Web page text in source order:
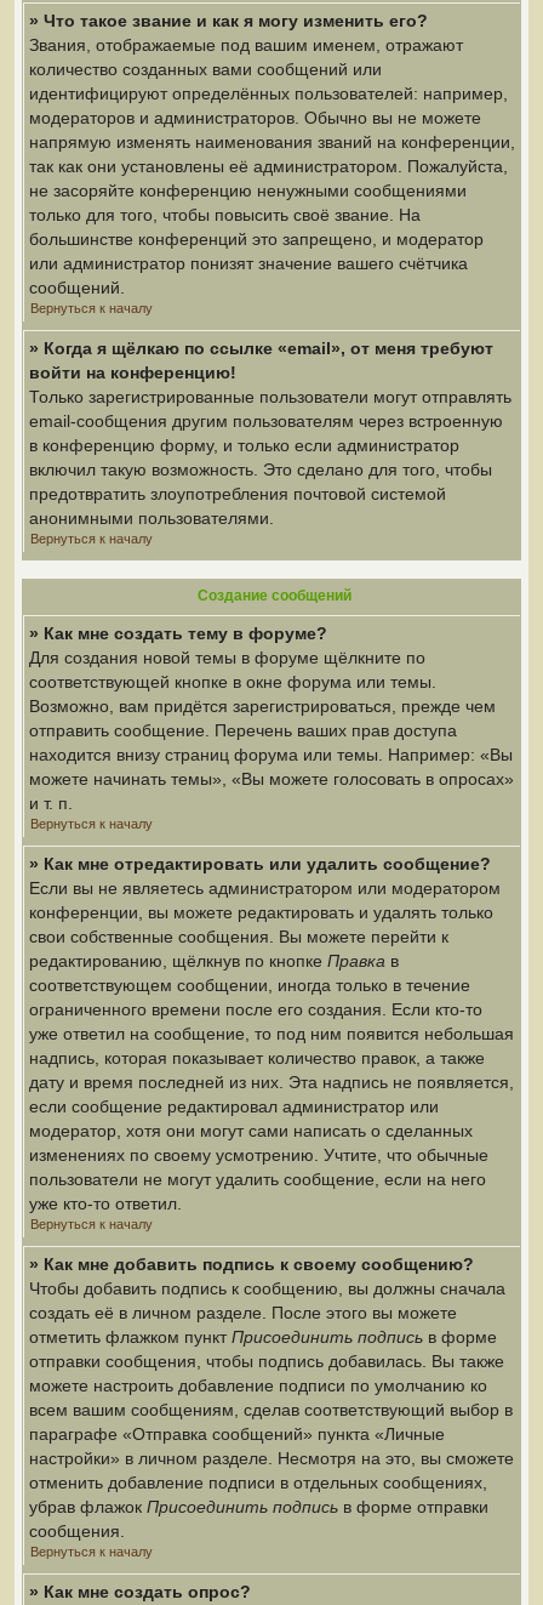
» Что такое звание и как я могу изменить его?
Звания, отображаемые под вашим именем, отражают
количество созданных вами сообщений или
идентифицируют определённых пользователей: например,
модераторов и администраторов. Обычно вы не можете
напрямую изменять наименования званий на конференции,
так как они установлены её администратором. Пожалуйста,
не засоряйте конференцию ненужными сообщениями
только для того, чтобы повысить своё звание. На
большинстве конференций это запрещено, и модератор
или администратор понизят значение вашего счётчика
сообщений.
Вернуться к началу
» Когда я щёлкаю по ссылке «email», от меня требуют
войти на конференцию!
Только зарегистрированные пользователи могут отправлять
email-сообщения другим пользователям через встроенную
в конференцию форму, и только если администратор
включил такую возможность. Это сделано для того, чтобы
предотвратить злоупотребления почтовой системой
анонимными пользователями.
Вернуться к началу
Создание сообщений
» Как мне создать тему в форуме?
Для создания новой темы в форуме щёлкните по
соответствующей кнопке в окне форума или темы.
Возможно, вам придётся зарегистрироваться, прежде чем
отправить сообщение. Перечень ваших прав доступа
находится внизу страниц форума или темы. Например: «Вы
можете начинать темы», «Вы можете голосовать в опросах»
и т. п.
Вернуться к началу
» Как мне отредактировать или удалить сообщение?
Если вы не являетесь администратором или модератором
конференции, вы можете редактировать и удалять только
свои собственные сообщения. Вы можете перейти к
редактированию, щёлкнув по кнопке Правка в
соответствующем сообщении, иногда только в течение
ограниченного времени после его создания. Если кто-то
уже ответил на сообщение, то под ним появится небольшая
надпись, которая показывает количество правок, а также
дату и время последней из них. Эта надпись не появляется,
если сообщение редактировал администратор или
модератор, хотя они могут сами написать о сделанных
изменениях по своему усмотрению. Учтите, что обычные
пользователи не могут удалить сообщение, если на него
уже кто-то ответил.
Вернуться к началу
» Как мне добавить подпись к своему сообщению?
Чтобы добавить подпись к сообщению, вы должны сначала
создать её в личном разделе. После этого вы можете
отметить флажком пунктПрисоединить подпись в форме
отправки сообщения, чтобы подпись добавилась. Вы также
можете настроить добавление подписи по умолчанию ко
всем вашим сообщениям, сделав соответствующий выбор в
параграфе «Отправка сообщений» пункта «Личные
настройки» в личном разделе. Несмотря на это, вы сможете
отменить добавление подписи в отдельных сообщениях,
убрав флажок Присоединить подпись в форме отправки
сообщения.
Вернуться к началу
» Как мне создать опрос?